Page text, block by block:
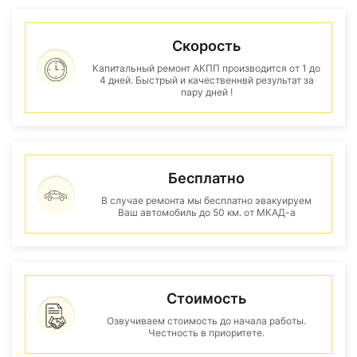
Скорость
Капитальный ремонт АКПП производится от 1 до
4 дней. Быстрый и качественнвй результат за
пару дней !
Бесплатно
В случае ремонта мы бесплатно эвакуируем
Ваш автомобиль до 50 км. от МКАД-а
Стоимость
Озвучиваем стоимость до начала работы.
Честность в приоритете.